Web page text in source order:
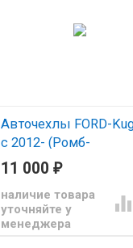
Авточехлы FORD-
с 2012- (Ромб-
Алькантара)
11 000 ₽
наличие товара
уточняйте у
менеджера
